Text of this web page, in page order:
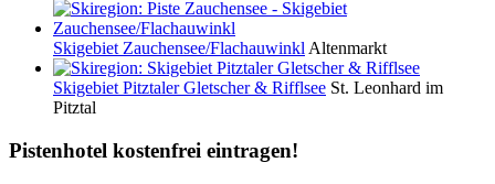
Skigebiet Zauchensee/Flachauwinkl Altenmarkt
Skigebiet Pitztaler Gletscher & Rifflsee St. Leonhard im
Pitztal
Pistenhotel kostenfrei eintragen!